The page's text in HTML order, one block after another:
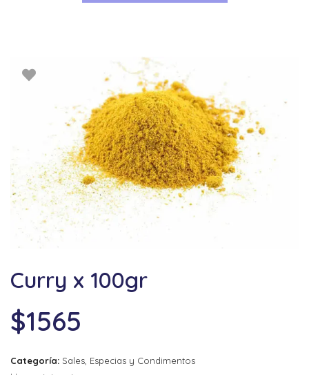
Curry x 100gr
$1565
Categoría: Sales, Especias y Condimentos